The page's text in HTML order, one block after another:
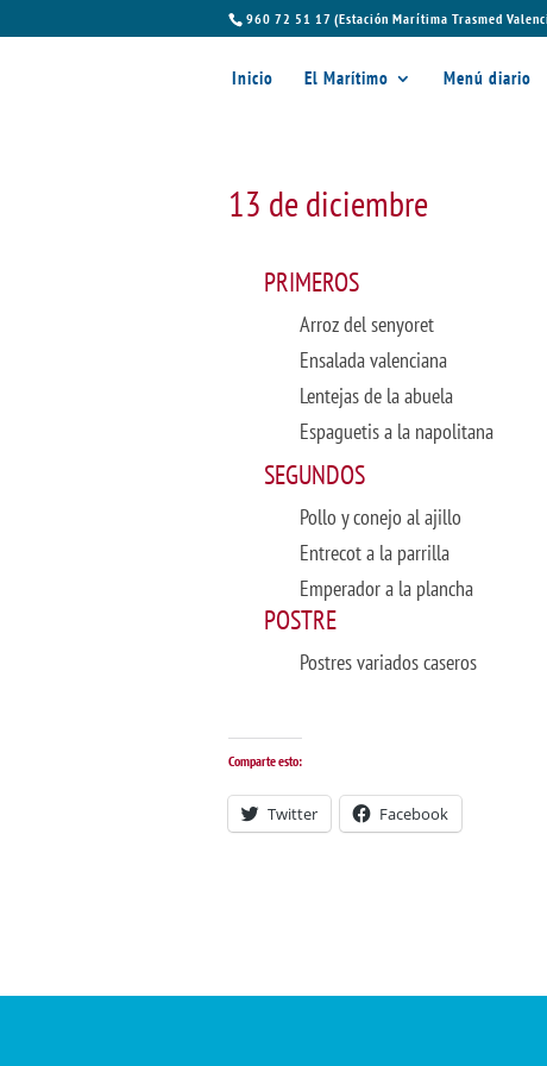
960 72 51 17 (Estación Marítima Trasmed
Inicio El Marítimo Menú diario
13 de diciembre
PRIMEROS
Arroz del senyoret
Ensalada valenciana
Lentejas de la abuela
Espaguetis a la napolitana
SEGUNDOS
Pollo y conejo al ajillo
Entrecot a la parrilla
Emperador a la plancha
POSTRE
Postres variados caseros
Comparte esto:
Twitter Facebook